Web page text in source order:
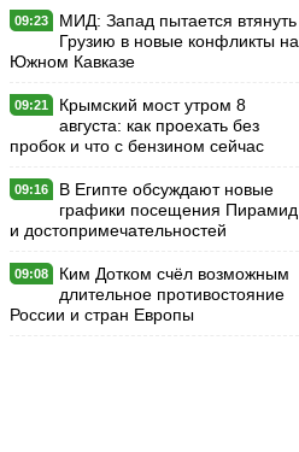
09:23
МИД: Запад пытается втянуть
Грузию в новые конфликты на
Южном Кавказе
09:21
Крымский мост утром 8
августа: как проехать без
пробок и что с бензином сейчас
09:16
В Египте обсуждают новые
графики посещения Пирамид
и достопримечательностей
09:08
Ким Дотком счёл возможным
длительное противостояние
России и стран Европы